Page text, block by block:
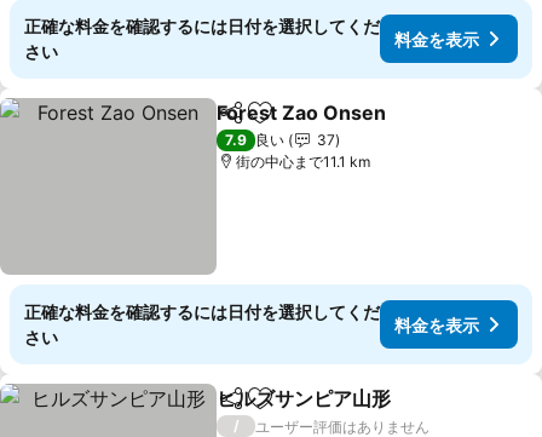
正確な料金を確認するには日付を選択してくだ
さい
料金を表示
シェアお気に入りに追加
Forest Zao Onsen
7.9 良い
37
街の中心まで11.1 km
正確な料金を確認するには日付を選択してくだ
さい
料金を表示
シェアお気に入りに追加
ヒルズサンピア山形
/
ユーザー評価はありません